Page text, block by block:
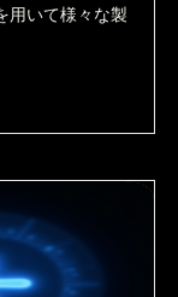
用いて様々な製